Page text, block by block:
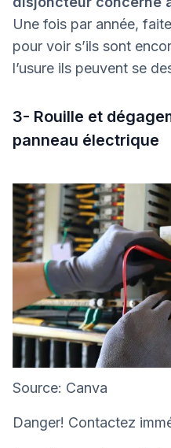
Une fois par année,
pour voir s’ils sont
l’usure ils peuvent se
3- Rouille et
panneau électrique
Source: Canva
Danger! Contactez